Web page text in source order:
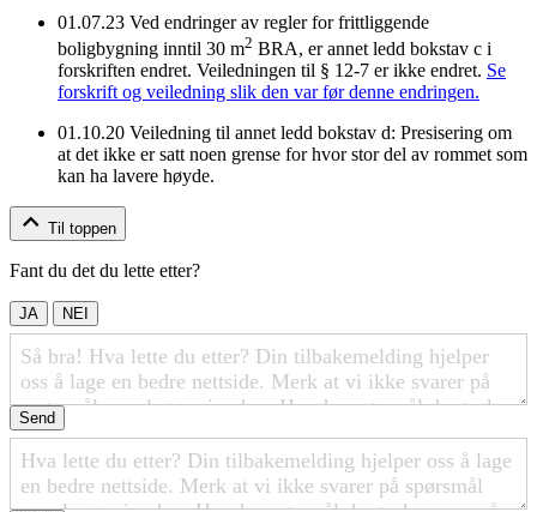
01.07.23 Ved endringer av regler for frittliggende
boligbygning inntil 30 m2 BRA, er annet ledd bokstav c i
forskriften endret. Veiledningen til § 12-7 er ikke endret. Se
forskrift og veiledning slik den var før denne endringen.
01.10.20 Veiledning til annet ledd bokstav d: Presisering om
at det ikke er satt noen grense for hvor stor del av rommet som
kan ha lavere høyde.
Til toppen
Fant du det du lette etter?
JA NEI
Send